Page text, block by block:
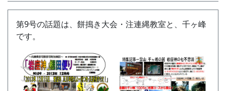
第9号の話題は、餅搗き大会・注連縄教室と、千ヶ峰
です。